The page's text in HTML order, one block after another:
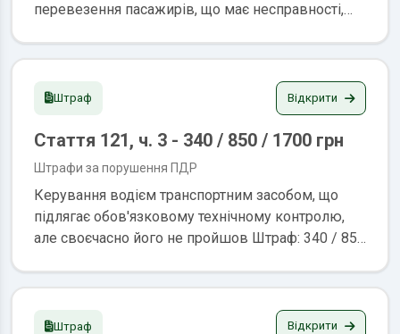
перевезення пасажирів, що має несправності,
дорожнього руху і технічної експлуатації Штраф:
680 / 850 / 1700 грн. позбавлення права
керування транспортними засобами на строк від
трьох до шести місяців або адміністративний
Штраф Відкрити
Стаття 121, ч. 3 - 340 / 850 / 1700 грн
Штрафи за порушення ПДР
Керування водієм транспортним засобом, що
підлягає обов'язковому технічному контролю,
але своєчасно його не пройшов Штраф: 340 / 850
строк від п’яти до десяти діб
Штраф Відкрити